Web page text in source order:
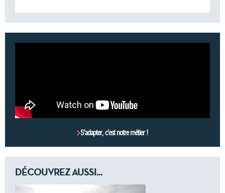
S’adapter, c’est notre métier !
DÉCOUVREZ AUSSI...